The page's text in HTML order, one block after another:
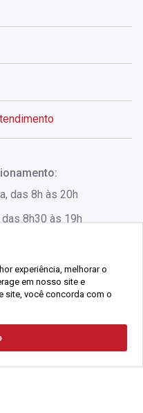
Florianópolis -
Salas 1, 2 e 3 -
das 8h às 20h
8h30 às 19h
008060/O - Todos os direitos
0001-37
experiência, melhorar o
em nosso site e
site, você concorda com o